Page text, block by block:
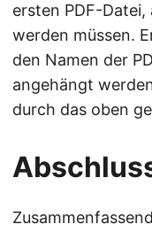
ersten PDF-
werden müssen.
den Namen der
angehängt
durch das oben